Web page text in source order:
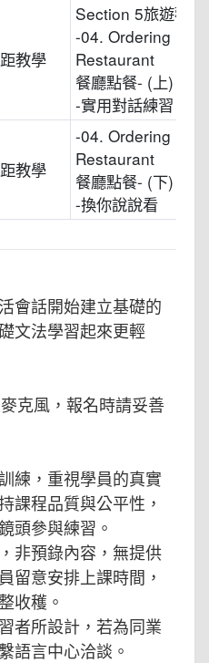
教學
Section 5旅遊觀光
-04. Ordering in a
Restaurant
餐廳點餐- (上)
-實用對話練習
教學
-04. Ordering in a
Restaurant
餐廳點餐- (下)
-換你說說看
會話開始建立基礎的
文法學習起來更輕
克風，報名時請妥善
練，重視學員的真實
課程品質與公平性，
頭參與練習。
非預錄內容，無提供
留意安排上課時間，
收穫。
者所設計，若為同業
語言中心洽談。